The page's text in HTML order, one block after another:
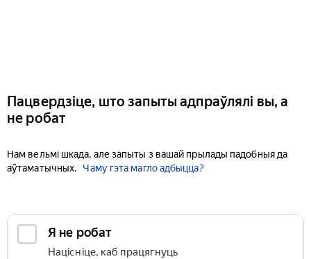
Пацвердзіце, што запыты адпраўлялі вы, а
не робат
Нам вельмі шкада, але запыты з вашай прылады падобныя да
аўтаматычных.
Чаму гэта магло адбыцца?
Я не робат
Націсніце, каб працягнуць